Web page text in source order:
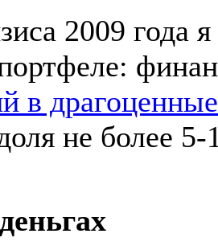
2009 года
в
не более